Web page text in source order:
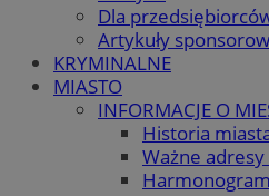
Dla
Artykuły
KRYMINALNE
MIASTO
INFORMACJE O
Historia
Ważne